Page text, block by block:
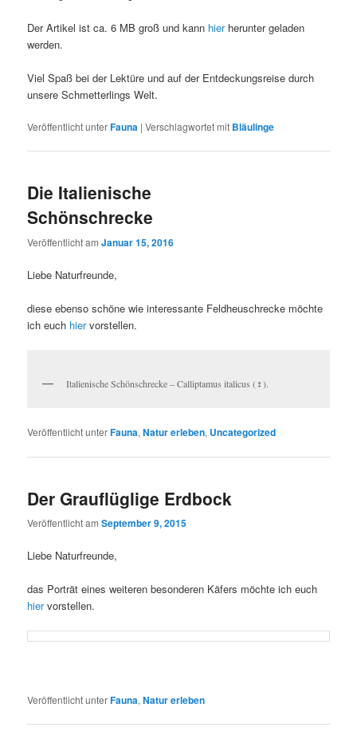
Der Artikel ist ca. 6 MB groß und kann hierherunter geladen
werden.
Viel Spaß bei der Lektüre und auf der Entdeckungsreise durch
unsere Schmetterlings Welt.
Veröffentlicht unterFauna |Verschlagwortet mit Bläulinge
Die Italienische
Schönschrecke
Veröffentlicht amJanuar 15, 2016
Liebe Naturfreunde,
diese ebenso schöne wie interessante Feldheuschrecke möchte
ich euch hiervorstellen.
Italienische Schönschrecke – Calliptamus italicus (♀).
Veröffentlicht unterFauna,Natur erleben, Uncategorized
Der Grauflüglige Erdbock
Veröffentlicht amSeptember 9, 2015
Liebe Naturfreunde,
das Porträt eines weiteren besonderen Käfers möchte ich euch
hiervorstellen.
Veröffentlicht unterFauna,Natur erleben